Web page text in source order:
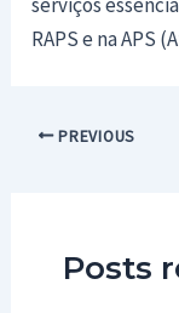
RAPS e na APS
Post PREVIOUS
Posts